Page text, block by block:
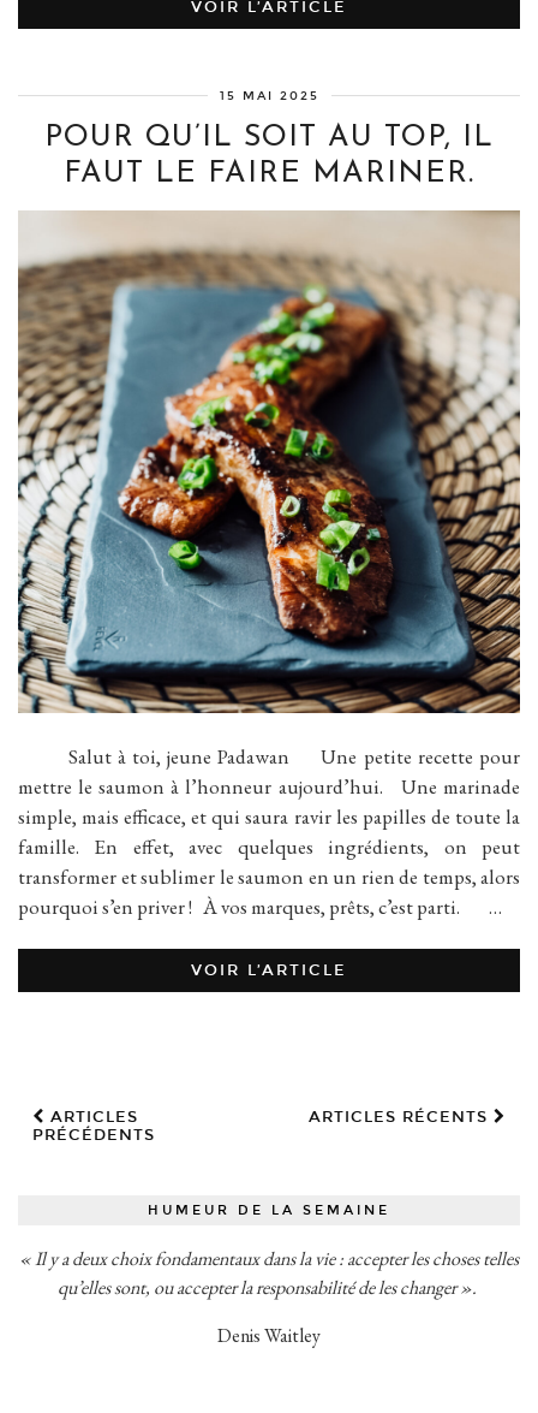
VOIR L’ARTICLE
15 MAI 2025
POUR QU’IL SOIT AU TOP, IL
FAUT LE FAIRE MARINER.
Salut à toi, jeune Padawan Une petite recette pour
mettre le saumon à l’honneur aujourd’hui. Une marinade
simple, mais efficace, et qui saura ravir les papilles de toute la
famille. En effet, avec quelques ingrédients, on peut
transformer et sublimer le saumon en un rien de temps, alors
pourquoi s’en priver ! À vos marques, prêts, c’est parti. …
VOIR L’ARTICLE
ARTICLES
PRÉCÉDENTS
ARTICLES RÉCENTS
HUMEUR DE LA SEMAINE
« Il y a deux choix fondamentaux dans la vie : accepter les choses telles
qu’elles sont, ou accepter la responsabilité de les changer ».
Denis Waitley